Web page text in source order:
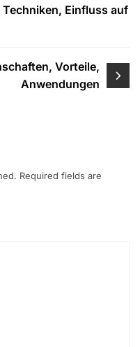
Einfluss auf
Vorteile,
Anwendungen
Required fields are